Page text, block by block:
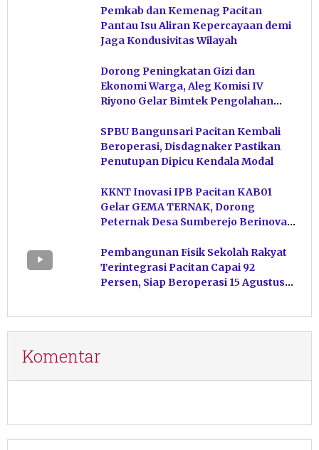
Pemkab dan Kemenag Pacitan
Pantau Isu Aliran Kepercayaan demi
Jaga Kondusivitas Wilayah
Dorong Peningkatan Gizi dan
Ekonomi Warga, Aleg Komisi IV
Riyono Gelar Bimtek Pengolahan
SPBU Bangunsari Pacitan Kembali
Beroperasi, Disdagnaker Pastikan
Penutupan Dipicu Kendala Modal
KKNT Inovasi IPB Pacitan KAB01
Gelar GEMA TERNAK, Dorong
Peternak Desa Sumberejo Berinovasi
Pembangunan Fisik Sekolah Rakyat
Terintegrasi Pacitan Capai 92
Persen, Siap Beroperasi 15 Agustus
Komentar